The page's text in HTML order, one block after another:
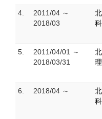
4.
2011/04 ～
2018/03
5.
2011/04/01 ～
2018/03/31
6. 2018/04 ～